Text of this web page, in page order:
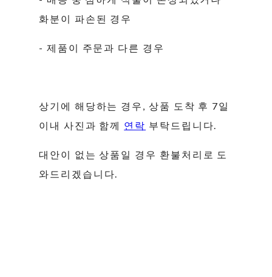
화분이 파손된 경우
- 제품이 주문과 다른 경우
상기에 해당하는 경우, 상품 도착 후 7일
이내 사진과 함께 연락 부탁드립니다.
대안이 없는 상품일 경우 환불처리로 도
와드리겠습니다.